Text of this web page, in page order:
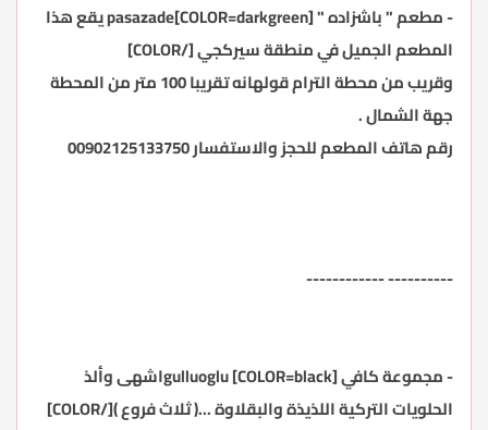
- مطعم " باشزاده " [COLOR=darkgreen]pasazade يقع هذا
المطعم الجميل في منطقة سيركجي [/COLOR]
وقريب من محطة الترام قولهانه تقريبا 100 متر من المحطة
جهة الشمال .
رقم هاتف المطعم للحجز والاستفسار 00902125133750
---------- ------------
- مجموعة كافي gulluoglu [COLOR=black]اشهى وألذ
الحلويات التركية اللذيذة والبقلاوة ...( ثلاث فروع )[/COLOR]